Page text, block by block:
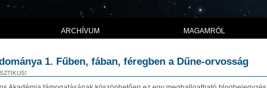
ARCHÍVUM MAGAMRÓL
1. Fűben, fában, féregben a Dűne-orvosság